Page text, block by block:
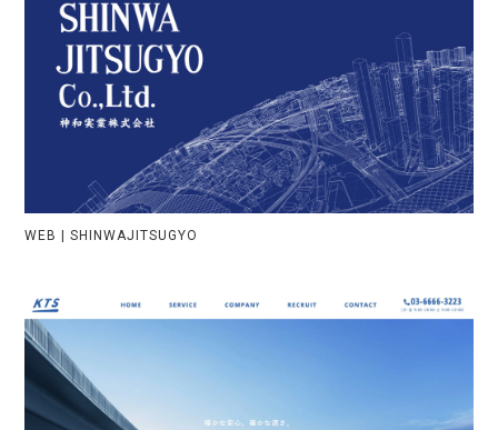
WEB | SHINWAJITSUGYO